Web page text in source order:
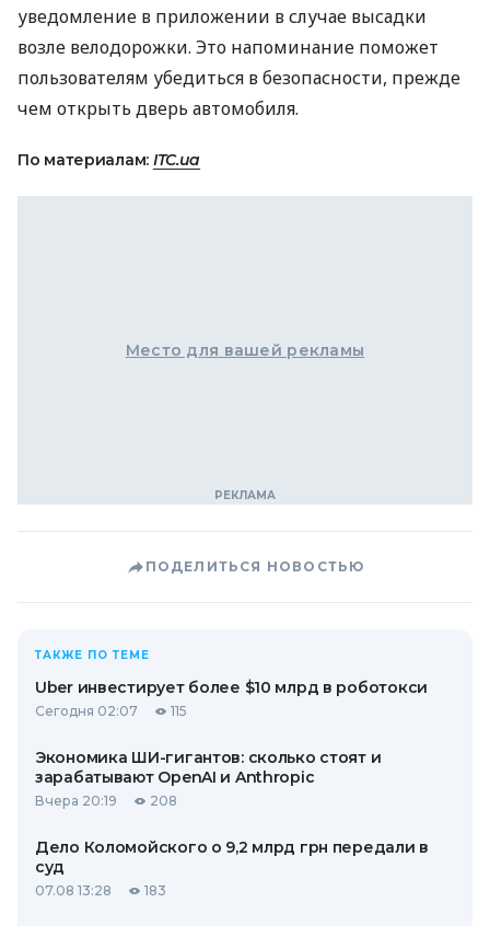
уведомление в приложении в случае высадки
возле велодорожки. Это напоминание поможет
пользователям убедиться в безопасности, прежде
чем открыть дверь автомобиля.
По материалам: ITC.ua
Место для вашей рекламы
ПОДЕЛИТЬСЯ НОВОСТЬЮ
ТАКЖЕ ПО ТЕМЕ
Uber инвестирует более $10 млрд в роботокси
Сегодня 02:07 115
Экономика ШИ-гигантов: сколько стоят и
зарабатывают OpenAI и Anthropic
Вчера 20:19 208
Дело Коломойского о 9,2 млрд грн передали в
суд
07.08 13:28 183